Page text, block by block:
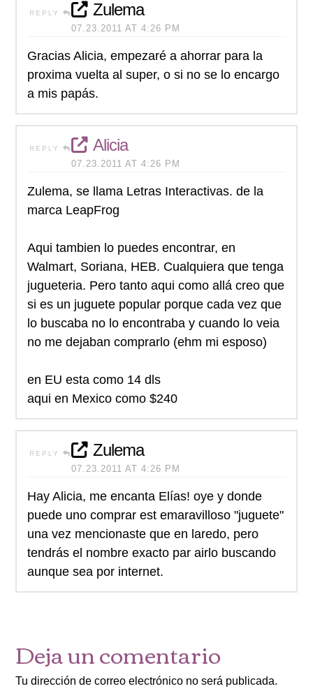
REPLY Zulema
07.23.2011 AT 4:26 PM
Gracias Alicia, empezaré a ahorrar para la
proxima vuelta al super, o si no se lo encargo
a mis papás.
REPLY Alicia
07.23.2011 AT 4:26 PM
Zulema, se llama Letras Interactivas. de la
marca LeapFrog
Aqui tambien lo puedes encontrar, en
Walmart, Soriana, HEB. Cualquiera que tenga
jugueteria. Pero tanto aqui como allá creo que
si es un juguete popular porque cada vez que
lo buscaba no lo encontraba y cuando lo veia
no me dejaban comprarlo (ehm mi esposo)
en EU esta como 14 dls
aqui en Mexico como $240
REPLY Zulema
07.23.2011 AT 4:26 PM
Hay Alicia, me encanta Elías! oye y donde
puede uno comprar est emaravilloso "juguete"
una vez mencionaste que en laredo, pero
tendrás el nombre exacto par airlo buscando
aunque sea por internet.
Deja un comentario
Tu dirección de correo electrónico no será publicada.